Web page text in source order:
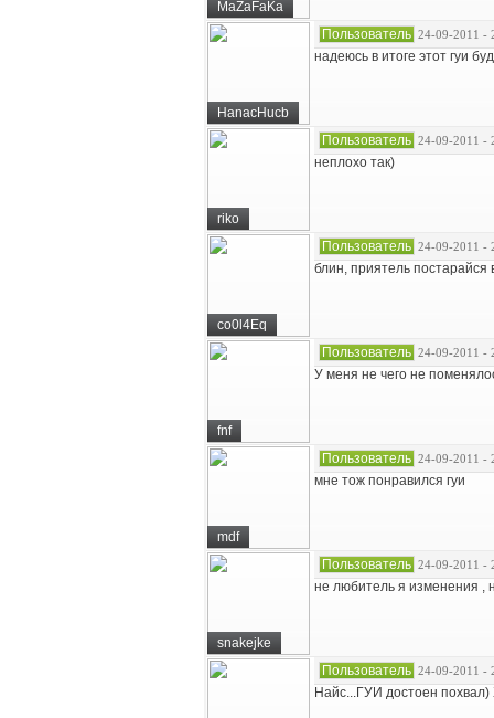
MaZaFaKa
HanacHucb
Пользователь 24-09-2011 -
надеюсь в итоге этот гуи
riko
Пользователь 24-09-2011 -
неплохо так)
co0l4Eq
Пользователь 24-09-2011 -
блин, приятель
fnf
Пользователь 24-09-2011 -
У меня не чего не
mdf
Пользователь 24-09-2011 -
мне тож понравился гуи
snakejke
Пользователь 24-09-2011 -
не любитель я изменения ,
Пользователь 24-09-2011 -
Найс...ГУИ достоен похвал)